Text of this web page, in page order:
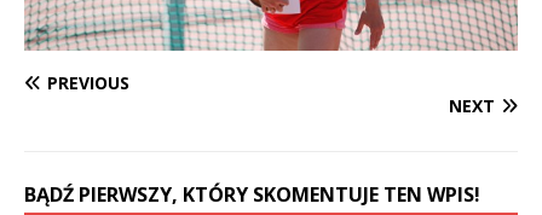
PREVIOUS
NEXT
BĄDŹ PIERWSZY, KTÓRY SKOMENTUJE TEN WPIS!